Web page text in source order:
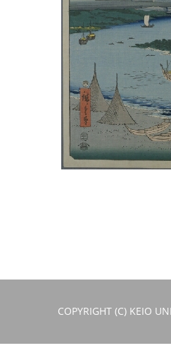
COPYRIGHT (C) KEIO